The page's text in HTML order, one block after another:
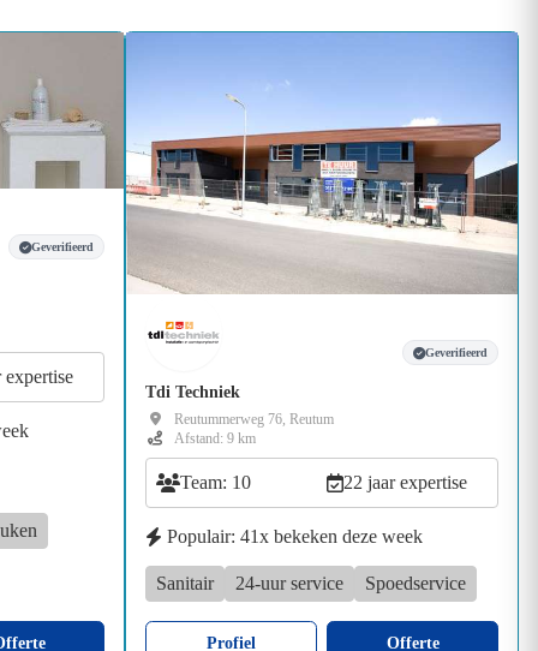
Geverifieerd
expertise
Geverifieerd
Tdi Techniek
Reutummerweg 76, Reutum
Afstand: 9 km
Team: 10 22 jaar expertise
Populair: 41x bekeken deze week
Sanitair 24-uur service Spoedservice
Profiel Offerte